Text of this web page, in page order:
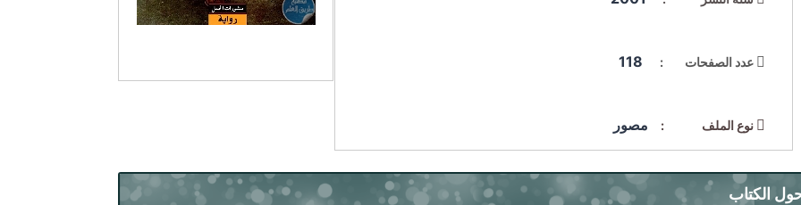
عدد الصفحات : 118
نوع الملف : مصور
الكتاب